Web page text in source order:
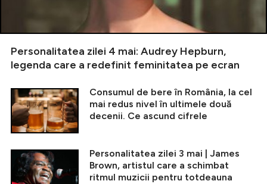
Personalitatea zilei 4 mai: Audrey Hepburn,
legenda care a redefinit feminitatea pe ecran
Consumul de bere în România, la cel
mai redus nivel în ultimele două
decenii. Ce ascund cifrele
Personalitatea zilei 3 mai | James
Brown, artistul care a schimbat
ritmul muzicii pentru totdeauna